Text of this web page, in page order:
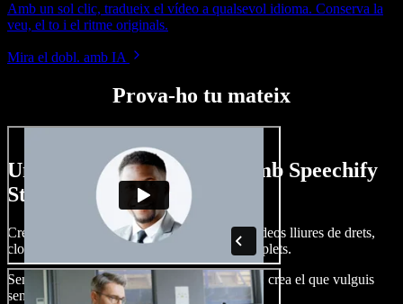
Amb un sol clic, tradueix el vídeo a qualsevol idioma. Conserva la
veu, el to i el ritme originals.
Mira el dobl. amb IA
Prova-ho tu mateix
Un tastet del que pots fer amb Speechify
Studio.
Crea dobl. de veu, afegeix imatges, àudio, vídeos lliures de drets,
clona veus i munta projectes multimèdia complets.
Sense corba d’aprenentatge, tot al navegador: crea el que vulguis
sense els límits de sempre.